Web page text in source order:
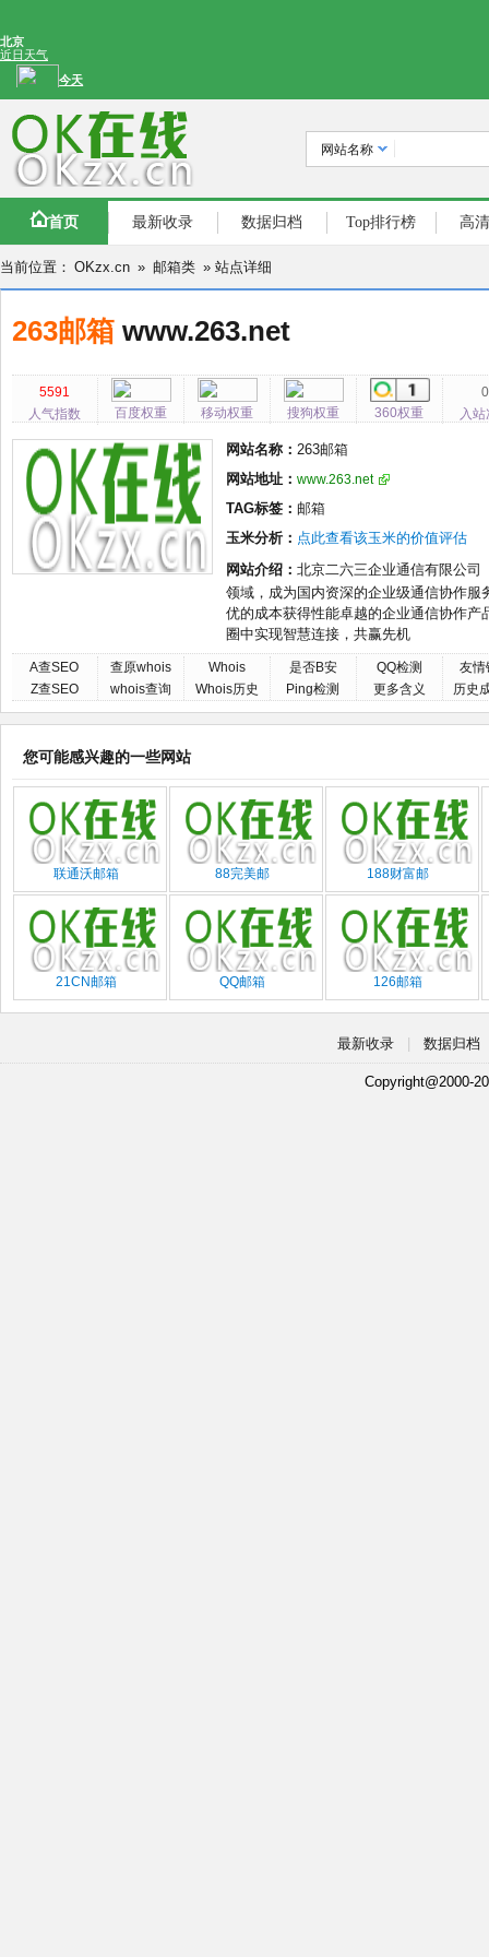
网站名称
首页 最新收录 数据归档 Top排行榜 高
当前位置： OKzx.cn » 邮箱类 » 站点详细
263邮箱 www.263.net
5591
人气指数
百度权重 移动权重 搜狗权重 360权重
0
入
网站名称： 263邮箱
网站地址： www.263.net
TAG标签： 邮箱
玉米分析： 点此查看该玉米的价值评估
网站介绍： 北京二六三企业通信有限公司
领域，成为国内资深的企业级通信协作
优的成本获得性能卓越的企业通信协作
圈中实现智慧连接，共赢先机
A查SEO
Z查SEO
查原whois
whois查询
Whois
Whois历史
是否B安
Ping检测
QQ检测
更多含义
友情
历史
您可能感兴趣的一些网站
联通沃邮箱 88完美邮 188财富邮
21CN邮箱 QQ邮箱 126邮箱
最新收录 数据归档
Copyright@2000-